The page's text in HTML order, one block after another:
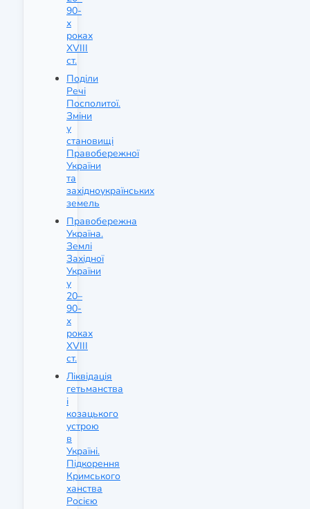
90-
х
роках
XVIII
ст.
Поділи
Речі
Посполитої.
Зміни
у
становищі
Правобережної
України
та
західноукраїнських
земель
Правобережна
Україна.
Землі
Західної
України
у
20–
90-
х
роках
XVIII
ст.
Ліквідація
гетьманства
і
козацького
устрою
в
Україні.
Підкорення
Кримського
ханства
Росією